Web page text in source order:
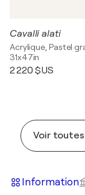
Cavalli alati
Acrylique, Pastel
31x47in
2 220 $US
Voir toutes
Information